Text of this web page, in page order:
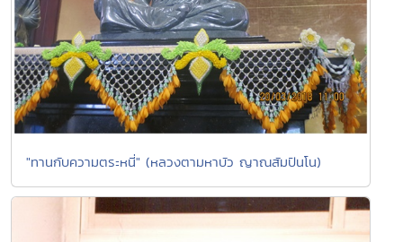
"ทานกับความตระหนี่" (หลวงตามหาบัว ญาณสัมปันโน)